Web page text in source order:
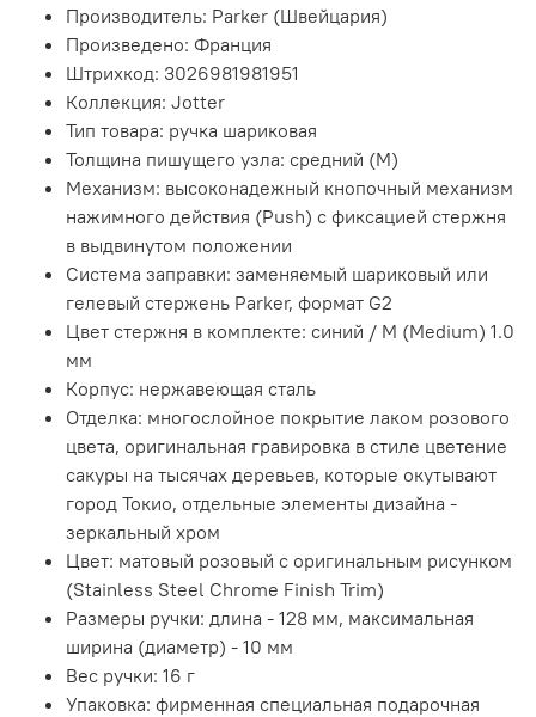
Производитель: Parker (Швейцария)
Произведено: Франция
Штрихкод: 3026981981951
Коллекция: Jotter
Тип товара: ручка шариковая
Толщина пишущего узла: средний (M)
Механизм: высоконадежный кнопочный механизм
нажимного действия (Push) с фиксацией стержня
в выдвинутом положении
Система заправки: заменяемый шариковый или
гелевый стержень Parker, формат G2
Цвет стержня в комплекте: синий / М (Medium) 1.0
мм
Корпус: нержавеющая сталь
Отделка: многослойное покрытие лаком розового
цвета, оригинальная гравировка в стиле цветение
сакуры на тысячах деревьев, которые окутывают
город Токио, отдельные элементы дизайна -
зеркальный хром
Цвет: матовый розовый с оригинальным рисунком
(Stainless Steel Chrome Finish Trim)
Размеры ручки: длина - 128 мм, максимальная
ширина (диаметр) - 10 мм
Вес ручки: 16 г
Упаковка: фирменная специальная подарочная